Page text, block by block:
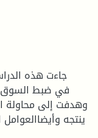
جاءت هذه
وهدفت إلى محاولة
ينتجه